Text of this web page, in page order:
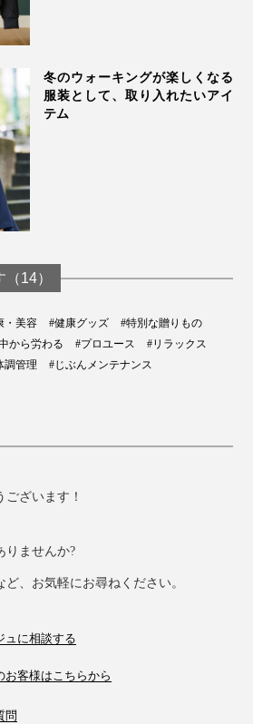
冬のウォーキングが楽しくなる
服装として、取り入れたいアイ
テム
14）
・美容 #健康グッズ
#特別な贈りもの
から労わる #プロユース
#リラックス
調管理
#じぶんメンテナンス
ざいます！
りませんか?
、お気軽にお尋ねください。
ュに相談する
お客様はこちらから
問